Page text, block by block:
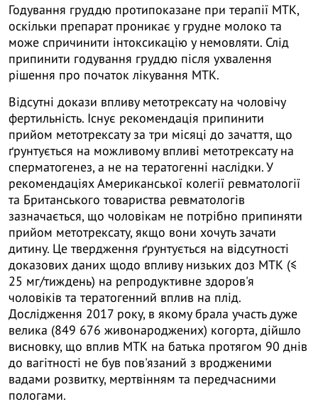
Годування груддю протипоказане при терапії МТК,
оскільки препарат проникає у грудне молоко та
може спричинити інтоксикацію у немовляти. Слід
припинити годування груддю після ухвалення
рішення про початок лікування МТК.
Відсутні докази впливу метотрексату на чоловічу
фертильність. Існує рекомендація припинити
прийом метотрексату за три місяці до зачаття, що
ґрунтується на можливому впливі метотрексату на
сперматогенез, а не на тератогенні наслідки. У
рекомендаціях Американської колегії ревматології
та Британського товариства ревматологів
зазначається, що чоловікам не потрібно припиняти
прийом метотрексату, якщо вони хочуть зачати
дитину. Це твердження ґрунтується на відсутності
доказових даних щодо впливу низьких доз МТК (≤
25 мг/тиждень) на репродуктивне здоров'я
чоловіків та тератогенний вплив на плід.
Дослідження 2017 року, в якому брала участь дуже
велика (849 676 живонароджених) когорта, дійшло
висновку, що вплив МТК на батька протягом 90 днів
до вагітності не був пов'язаний з вродженими
вадами розвитку, мертвінням та передчасними
пологами.